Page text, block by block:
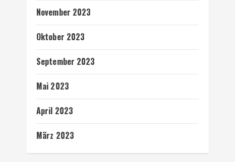
November 2023
Oktober 2023
September 2023
Mai 2023
April 2023
März 2023